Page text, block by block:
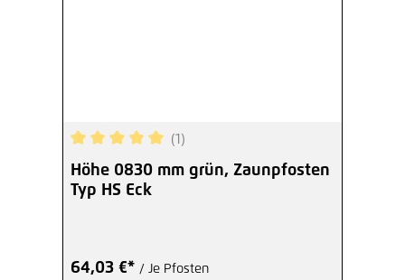
Durchschnittliche Bewertung von 5 von 5
(1)
Höhe 0830 mm grün, Zaunpfosten
Typ HS Eck
64,03 €* / Je Pfosten